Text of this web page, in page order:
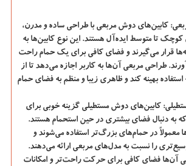
کابین‌های دوش مربعی با طراحی ساده و مدرن،
تا متوسط ایده‌آل هستند. این نوع کابین‌ها به
قرار می‌گیرند و فضای کافی برای یک حمام راحت
طراحی مربعی آن‌ها به کاربر اجازه می‌دهد تا از
بهینه کند و ظاهری زیبا و منظم به فضای حمام
کابین‌های دوش مستطیلی گزینه خوبی برای
به دنبال فضای بیشتری در حین استحمام هستند.
معمولاً در حمام‌های بزرگ‌تر استفاده می‌شوند و
را نسبت به مدل‌های مربعی ارائه می‌دهند.
آن‌ها فضای کافی برای حرکت راحت‌تر و امکانات